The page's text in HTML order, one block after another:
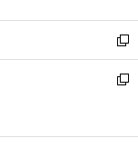
開
く
ウ
で
開
く
ン
ド
ウ
で
ウ
ィ
ン
ド
開
新
し
い
ン
新
ウ